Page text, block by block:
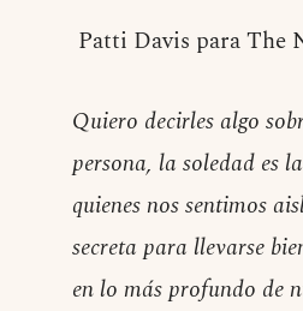
Patti Davis para The
Quiero decirles algo
persona, la soledad es
quienes nos sentimos
secreta para llevarse
en lo más profundo de